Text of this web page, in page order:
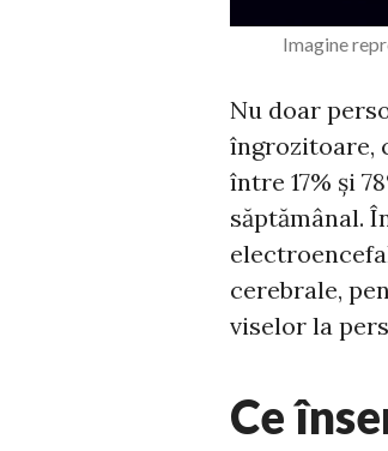
Imagine
Nu doar
îngrozitoare,
între 17% și
săptămânal.
cerebrale,
viselor la
Ce